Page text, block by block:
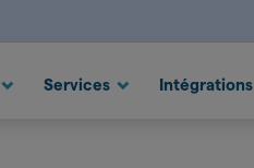
Services Intégrations